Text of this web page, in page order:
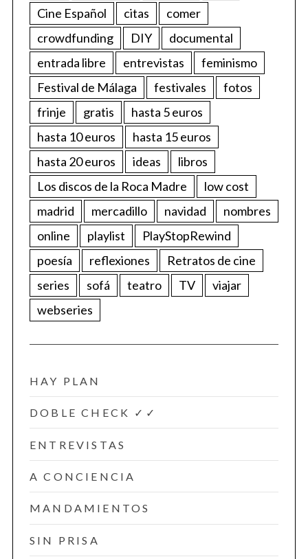
Cine Español
citas
comer
crowdfunding
DIY
documental
entrada libre
entrevistas
feminismo
Festival de Málaga
festivales
fotos
frinje
gratis
hasta 5 euros
hasta 10 euros
hasta 15 euros
hasta 20 euros
ideas
libros
Los discos de la Roca Madre
low cost
madrid
mercadillo navidad
nombres
online
playlist
PlayStopRewind
poesía
reflexiones
Retratos de cine
series
sofá teatro TV
viajar
webseries
HAY PLAN
DOBLE CHECK ✓✓
ENTREVISTAS
A CONCIENCIA
MANDAMIENTOS
SIN PRISA